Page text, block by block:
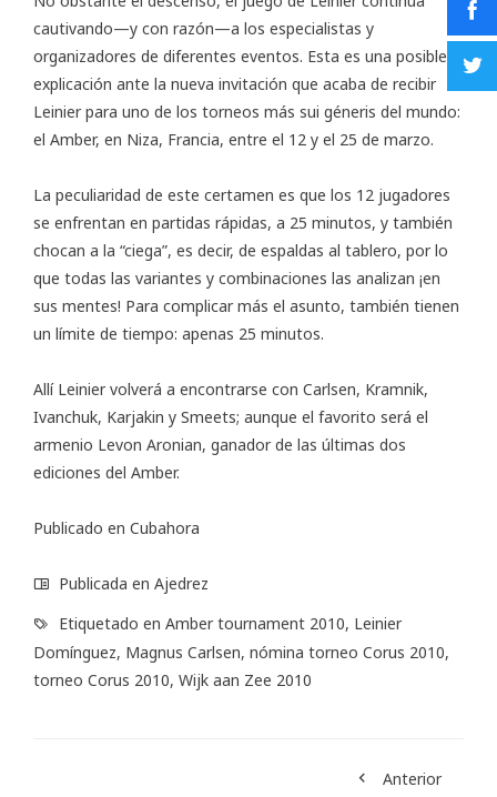
cautivando—y con razón—a los especialistas y
organizadores de diferentes eventos. Esta es una posible
explicación ante la nueva invitación que acaba de recibir
Leinier para uno de los torneos más sui géneris del mundo:
el Amber, en Niza, Francia, entre el 12 y el 25 de marzo.
La peculiaridad de este certamen es que los 12 jugadores
se enfrentan en partidas rápidas, a 25 minutos, y también
chocan a la “ciega”, es decir, de espaldas al tablero, por lo
que todas las variantes y combinaciones las analizan ¡en
sus mentes! Para complicar más el asunto, también tienen
un límite de tiempo: apenas 25 minutos.
Allí Leinier volverá a encontrarse con Carlsen, Kramnik,
Ivanchuk, Karjakin y Smeets; aunque el favorito será el
armenio Levon Aronian, ganador de las últimas dos
ediciones del Amber.
Publicado en Cubahora
Publicada en Ajedrez
Etiquetado en Amber tournament 2010, Leinier
Domínguez, Magnus Carlsen, nómina torneo Corus 2010,
torneo Corus 2010, Wijk aan Zee 2010
Anterior